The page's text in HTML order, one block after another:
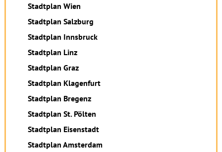
Stadtplan Wien
Stadtplan Salzburg
Stadtplan Innsbruck
Stadtplan Linz
Stadtplan Graz
Stadtplan Klagenfurt
Stadtplan Bregenz
Stadtplan St. Pölten
Stadtplan Eisenstadt
Stadtplan Amsterdam